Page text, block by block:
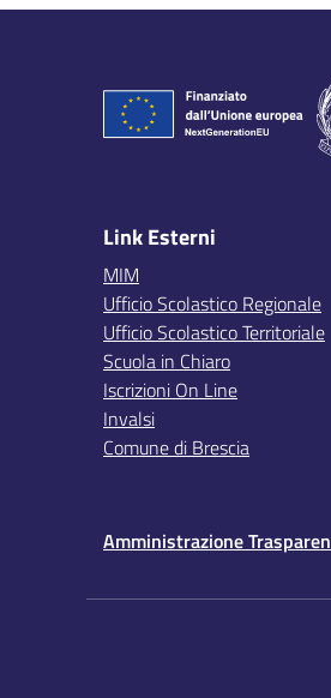
Link Esterni
MIM
Ufficio Scolastico Regionale
Ufficio Scolastico Territoriale
Scuola in Chiaro
Iscrizioni On Line
Invalsi
Comune di Brescia
Amministrazione